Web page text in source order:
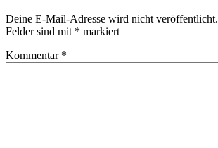
Deine E-Mail-Adresse wird nicht veröffentlicht.
Felder sind mit * markiert
Kommentar *